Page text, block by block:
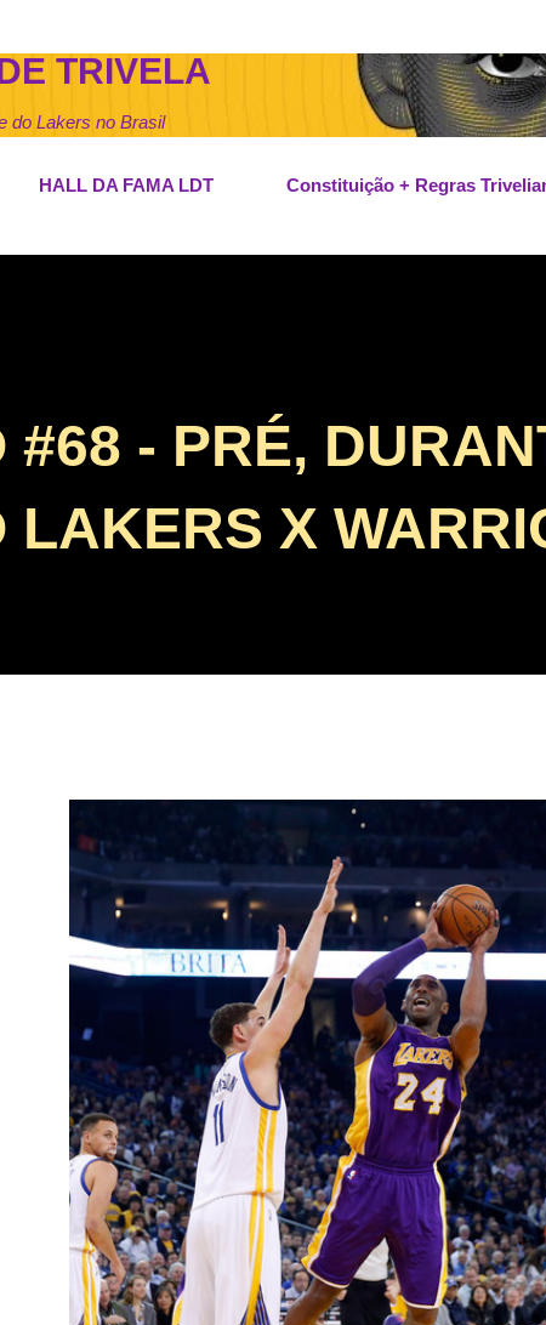
TRIVELA
do Lakers no Brasil
HALL DA FAMA LDT Constituição + Regras
#68 - PRÉ,
LAKERS X